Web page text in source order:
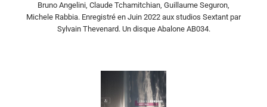
Bruno Angelini, Claude Tchamitchian, Guillaume Seguron,
Michele Rabbia. Enregistré en Juin 2022 aux studios Sextant par
Sylvain Thevenard. Un disque Abalone AB034.